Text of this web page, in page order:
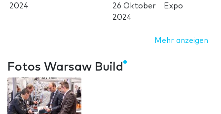
2024
26 Oktober
2024
Expo
Mehr anzeigen
Fotos Warsaw Build